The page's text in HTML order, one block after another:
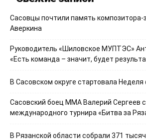
Сасовцы почтили память композитора-
Аверкина
Руководитель «Шиловское МУПТЭС»
«Есть команда – значит, будет
В Сасовском округе стартовала Неделя
Сасовский боец ММА Валерий Сергеев
международного турнира «Битва за
В Рязанской области собрали 371